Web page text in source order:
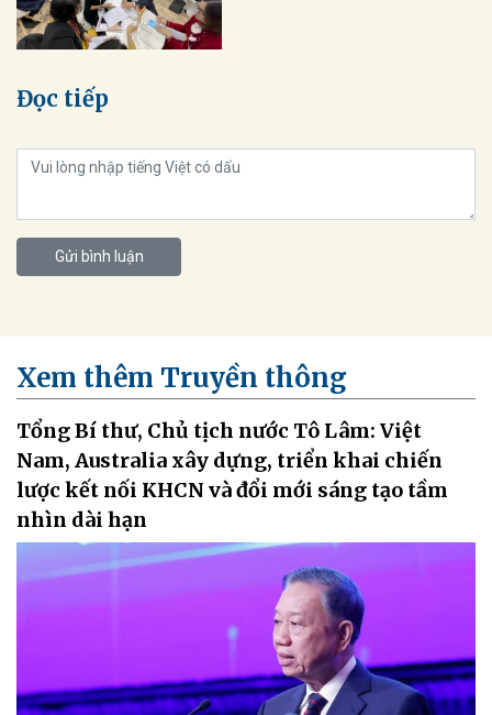
Đọc tiếp
Gửi bình luận
Xem thêm Truyền thông
Tổng Bí thư, Chủ tịch nước Tô Lâm: Việt
Nam, Australia xây dựng, triển khai chiến
lược kết nối KHCN và đổi mới sáng tạo tầm
nhìn dài hạn